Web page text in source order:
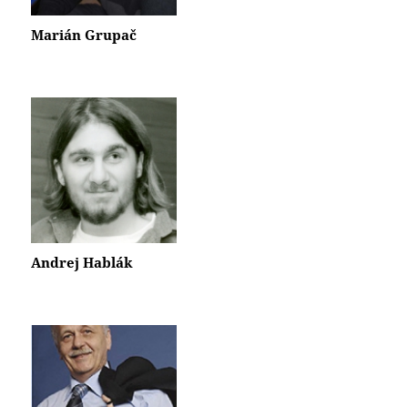
Marián Grupač
Andrej Hablák